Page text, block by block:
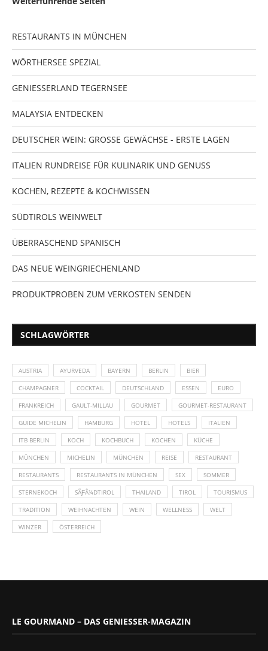
RESTAURANTS IN MÜNCHEN
WÖRTHERSEE SPEZIAL
GENIESSERLAND TEGERNSEE
MALAYSIA ENTDECKEN
DEUTSCHER WEIN: GROSSE GEWÄCHSE - ERSTE LAGEN
ITALIEN RUNDREISE FÜR KULINARIK UND GENUSS
KOCHEN, REZEPTE & KOCHWISSEN
SÜDTIROLS WEINWELT
ÜBERRASCHEND SPANISCH
DAS NEUE WEINGRIECHENLAND
PRODUKTPROBEN ZUM VERKOSTEN SENDEN
SCHLAGWÖRTER
AUSTRIA AYURVEDA BAYERN BERLIN BIER
CHAMPAGNER COCKTAIL DEUTSCHLAND ESSEN EURO
FRANKREICH GAULT-MILLAU GOURMET GOURMET-RESTAURANT
GUIDE MICHELIN HAMBURG HOTEL HOTELS ITALIEN
ITB BERLIN KOCH KOCHBUCH KOCHEN KÜCHE
MÜNCHEN MICHELIN MÜNCHEN REISE RESTAURANT
RESTAURANTS RESTAURANTS IN MÜNCHEN SEX SOMMER
STERNEKOCH SÃƑÂ¼DTIROL THAILAND TIROL TOURISMUS
TRADITION WEIHNACHTEN WEIN WELLNESS WELT
WINZER ÖSTERREICH
LE GOURMAND – DAS GENIESSER-MAGAZIN